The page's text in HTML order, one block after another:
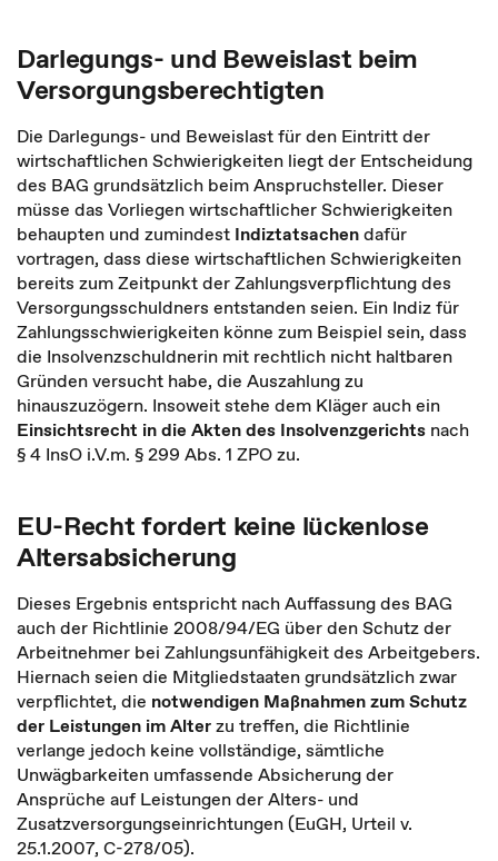
Darlegungs- und Beweislast beim
Versorgungsberechtigten
Die Darlegungs- und Beweislast für den Eintritt der
wirtschaftlichen Schwierigkeiten liegt der Entscheidung
des BAG grundsätzlich beim Anspruchsteller. Dieser
müsse das Vorliegen wirtschaftlicher Schwierigkeiten
behaupten und zumindest Indiztatsachendafür
vortragen, dass diese wirtschaftlichen Schwierigkeiten
bereits zum Zeitpunkt der Zahlungsverpflichtung des
Versorgungsschuldners entstanden seien. Ein Indiz für
Zahlungsschwierigkeiten könne zum Beispiel sein, dass
die Insolvenzschuldnerin mit rechtlich nicht haltbaren
Gründen versucht habe, die Auszahlung zu
hinauszuzögern. Insoweit stehe dem Kläger auch ein
Einsichtsrecht in die Akten des Insolvenzgerichts nach
§ 4 InsO i.V.m. § 299 Abs. 1 ZPO zu.
EU-Recht fordert keine lückenlose
Altersabsicherung
Dieses Ergebnis entspricht nach Auffassung des BAG
auch der Richtlinie 2008/94/EG über den Schutz der
Arbeitnehmer bei Zahlungsunfähigkeit des Arbeitgebers.
Hiernach seien die Mitgliedstaaten grundsätzlich zwar
verpflichtet, die notwendigen Maßnahmen zum Schutz
der Leistungen im Alterzu treffen, die Richtlinie
verlange jedoch keine vollständige, sämtliche
Unwägbarkeiten umfassende Absicherung der
Ansprüche auf Leistungen der Alters- und
Zusatzversorgungseinrichtungen (EuGH, Urteil v.
25.1.2007, C-278/05).